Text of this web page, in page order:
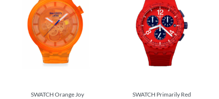
SWATCH Orange Joy SWATCH Primarily Red